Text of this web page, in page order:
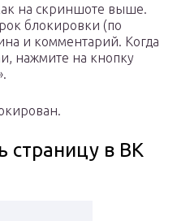
на скриншоте выше.
блокировки (по
и комментарий. Когда
нажмите на кнопку
страницу в ВК